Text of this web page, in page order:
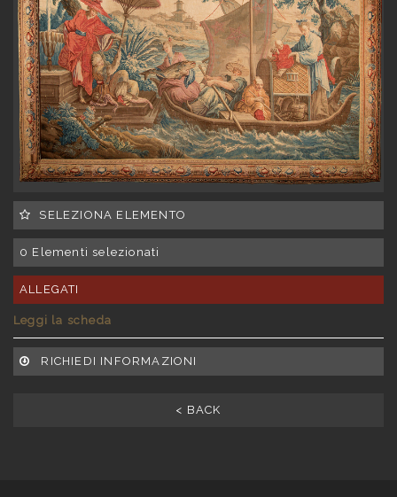
SELEZIONA ELEMENTO
0 Elementi selezionati
ALLEGATI
Leggi la scheda
RICHIEDI INFORMAZIONI
< BACK